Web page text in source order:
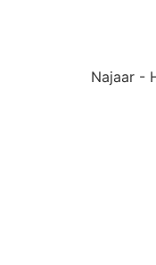
Najaar -